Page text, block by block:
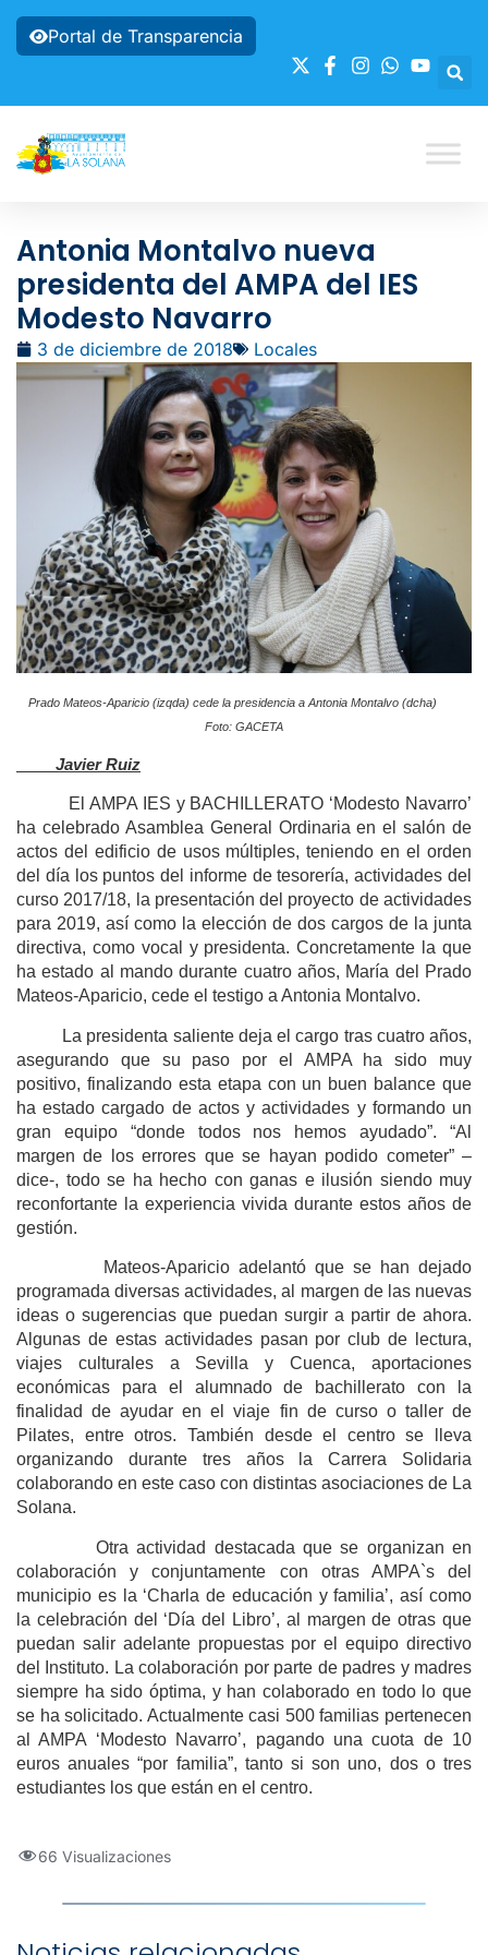
Portal de Transparencia
Antonia Montalvo nueva
presidenta del AMPA del IES
Modesto Navarro
3 de diciembre de 2018 Locales
Prado Mateos-Aparicio (izqda) cede la presidencia a Antonia Montalvo (dcha)
Foto: GACETA
Javier Ruiz
El AMPA IES y BACHILLERATO ‘Modesto Navarro’
ha celebrado Asamblea General Ordinaria en el salón de
actos del edificio de usos múltiples, teniendo en el orden
del día los puntos del informe de tesorería, actividades del
curso 2017/18, la presentación del proyecto de actividades
para 2019, así como la elección de dos cargos de la junta
directiva, como vocal y presidenta. Concretamente la que
ha estado al mando durante cuatro años, María del Prado
Mateos-Aparicio, cede el testigo a Antonia Montalvo.
La presidenta saliente deja el cargo tras cuatro años,
asegurando que su paso por el AMPA ha sido muy
positivo, finalizando esta etapa con un buen balance que
ha estado cargado de actos y actividades y formando un
gran equipo “donde todos nos hemos ayudado”. “Al
margen de los errores que se hayan podido cometer” –
dice-, todo se ha hecho con ganas e ilusión siendo muy
reconfortante la experiencia vivida durante estos años de
gestión.
Mateos-Aparicio adelantó que se han dejado
programada diversas actividades, al margen de las nuevas
ideas o sugerencias que puedan surgir a partir de ahora.
Algunas de estas actividades pasan por club de lectura,
viajes culturales a Sevilla y Cuenca, aportaciones
económicas para el alumnado de bachillerato con la
finalidad de ayudar en el viaje fin de curso o taller de
Pilates, entre otros. También desde el centro se lleva
organizando durante tres años la Carrera Solidaria
colaborando en este caso con distintas asociaciones de La
Solana.
Otra actividad destacada que se organizan en
colaboración y conjuntamente con otras AMPA`s del
municipio es la ‘Charla de educación y familia’, así como
la celebración del ‘Día del Libro’, al margen de otras que
puedan salir adelante propuestas por el equipo directivo
del Instituto. La colaboración por parte de padres y madres
siempre ha sido óptima, y han colaborado en todo lo que
se ha solicitado. Actualmente casi 500 familias pertenecen
al AMPA ‘Modesto Navarro’, pagando una cuota de 10
euros anuales “por familia”, tanto si son uno, dos o tres
estudiantes los que están en el centro.
66 Visualizaciones